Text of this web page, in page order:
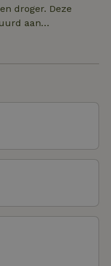
droger. Deze
aan
Overigens dient
zijn wel